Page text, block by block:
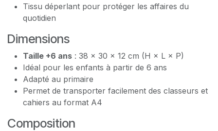
Tissu déperlant pour protéger les affaires du
quotidien
Dimensions
Taille +6 ans : 38 × 30 × 12 cm (H × L × P)
Idéal pour les enfants à partir de 6 ans
Adapté au primaire
Permet de transporter facilement des classeurs et
cahiers au format A4
Composition